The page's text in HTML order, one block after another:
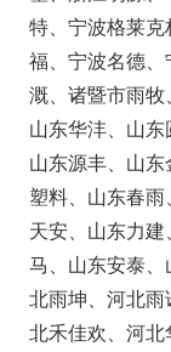
特、宁波格莱
福、宁波名德
溉、诸暨市雨牧
山东华沣、山东
山东源丰、山
塑料、山东春
天安、山东力
马、山东安泰
北雨坤、河北
北禾佳欢、河